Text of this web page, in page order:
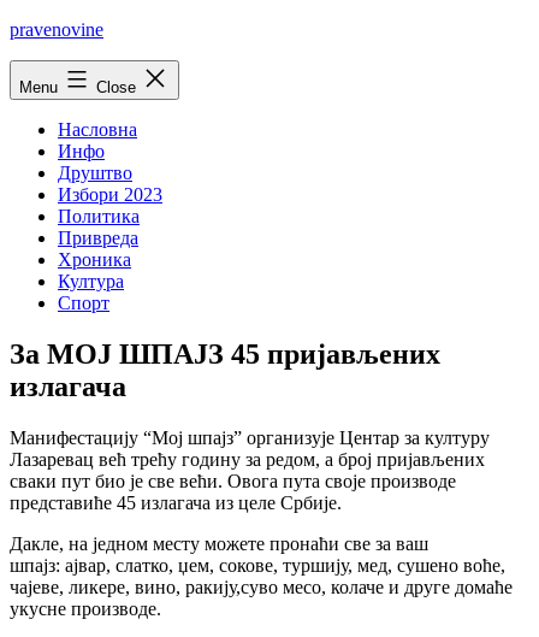
Skip
pravenovine
Menu Close
Насловна
Инфо
Друштво
Избори 2023
Политика
Привреда
Хроника
Култура
Спорт
За МОЈ ШПАЈЗ 45 пријављених
излагача
Манифестацију “Мој шпајз” организује Центар за културу
Лазаревац већ трећу годину за редом, а број пријављених
сваки пут био је све већи. Овога пута своје производе
представиће 45 излагача из целе Србије.
Дакле, на једном месту можете пронаћи све за ваш
шпајз: ајвар, слатко, џем, сокове, туршију, мед, сушено воће,
чајеве, ликере, вино, ракију,суво месо, колаче и друге домаће
укусне производе.